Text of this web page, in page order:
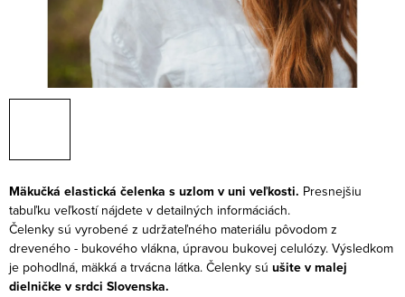
Mäkučká elastická čelenka s uzlom v uni veľkosti. Presnejšiu
tabuľku veľkostí nájdete v detailných informáciách.
Čelenky sú vyrobené z udržateľného materiálu pôvodom z
dreveného - bukového vlákna, úpravou bukovej celulózy. Výsledkom
je pohodlná, mäkká a trvácna látka. Čelenky sú ušite v malej
dielničke v srdci Slovenska.